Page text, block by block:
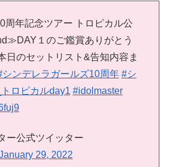
周年記念ツアー トロピカル公
１のご鑑賞ありがとう
日のセットリスト&告知内容ま
シンデレラガールズ10周年 #シ
ロピカルday1 #idolmaster
ー公式ツイッター
29, 2022